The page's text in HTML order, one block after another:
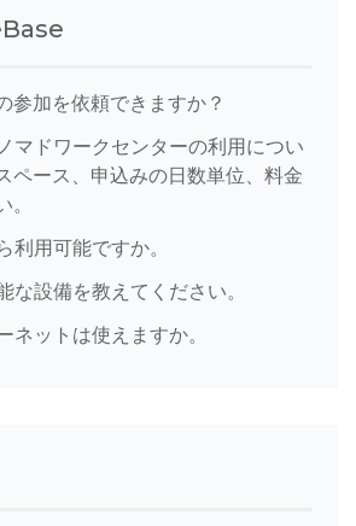
参加を依頼できますか？
ノマドワークセンターの利用につい
ペース、申込みの日数単位、料金
利用可能ですか。
な設備を教えてください。
ネットは使えますか。